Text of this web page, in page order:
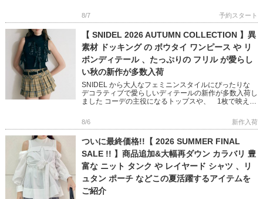
8/7 予約スタート
【 SNIDEL 2026 AUTUMN COLLECTION 】異
素材 ドッキング の ボウタイ ワンピース や リ
ボンディテール 、たっぷりの フリル が愛らし
い秋の新作が多数入荷
SNIDEL から大人なフェミニンスタイルにぴったりな
デコラティブで愛らしいディテールの新作が多数入荷し
ました コーデの主役になるトップスや、 1枚で映える
8/6 新作入荷
ついに最終価格!!【 2026 SUMMER FINAL
SALE !! 】商品追加&大幅再ダウン カラバリ 豊
富な ニット タンク や レイヤード シャツ 、リ
ュタン ポーチ などこの夏活躍するアイテムを
ご紹介